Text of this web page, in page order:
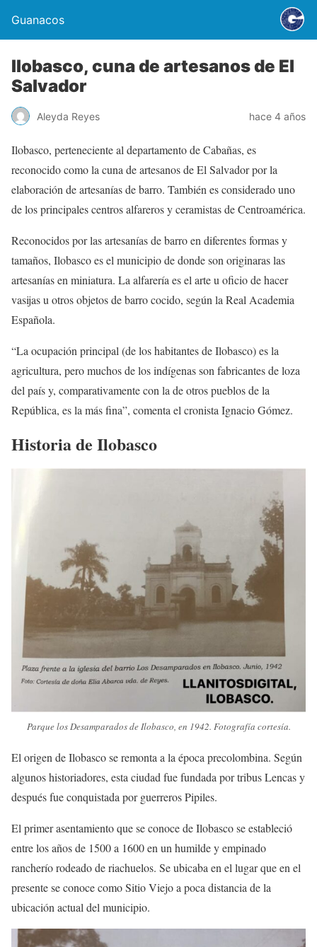
Guanacos
Ilobasco, cuna de artesanos de El
Salvador
Aleyda Reyes hace 4 años
Ilobasco, perteneciente al departamento de Cabañas, es
reconocido como la cuna de artesanos de El Salvador por la
elaboración de artesanías de barro. También es considerado uno
de los principales centros alfareros y ceramistas de Centroamérica.
Reconocidos por las artesanías de barro en diferentes formas y
tamaños, Ilobasco es el municipio de donde son originaras las
artesanías en miniatura. La alfarería es el arte u oficio de hacer
vasijas u otros objetos de barro cocido, según la Real Academia
Española.
“La ocupación principal (de los habitantes de Ilobasco) es la
agricultura, pero muchos de los indígenas son fabricantes de loza
del país y, comparativamente con la de otros pueblos de la
República, es la más fina”, comenta el cronista Ignacio Gómez.
Historia de Ilobasco
Parque los Desamparados de Ilobasco, en 1942. Fotografía cortesía.
El origen de Ilobasco se remonta a la época precolombina. Según
algunos historiadores, esta ciudad fue fundada por tribus Lencas y
después fue conquistada por guerreros Pipiles.
El primer asentamiento que se conoce de Ilobasco se estableció
entre los años de 1500 a 1600 en un humilde y empinado
rancherío rodeado de riachuelos. Se ubicaba en el lugar que en el
presente se conoce como Sitio Viejo a poca distancia de la
ubicación actual del municipio.